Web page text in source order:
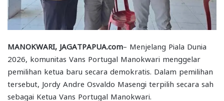
MANOKWARI, JAGATPAPUA.com– Menjelang Piala Dunia
2026, komunitas Vans Portugal Manokwari menggelar
pemilihan ketua baru secara demokratis. Dalam pemilihan
tersebut, Jordy Andre Osvaldo Masengi terpilih secara sah
sebagai Ketua Vans Portugal Manokwari.